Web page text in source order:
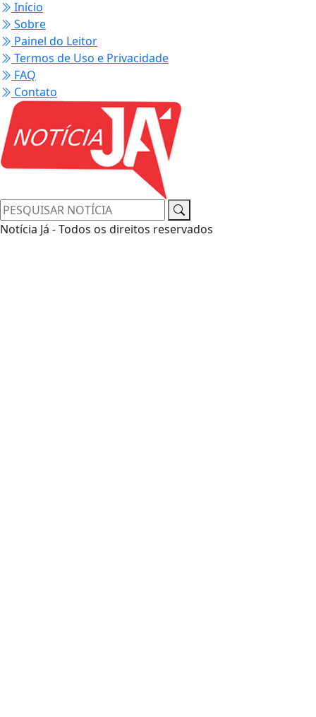
Início
Sobre
Painel do Leitor
Termos de Uso e Privacidade
FAQ
Contato
Notícia Já - Todos os direitos reservados